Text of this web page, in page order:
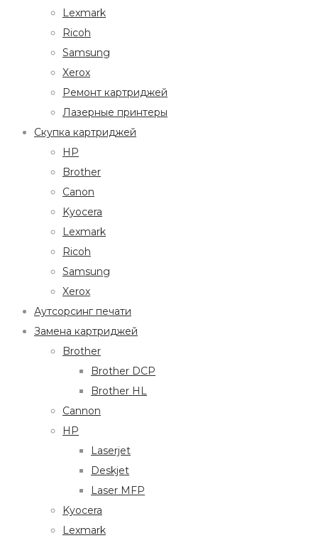
Lexmark
Ricoh
Samsung
Xerox
Ремонт картриджей
Лазерные принтеры
Скупка картриджей
HP
Brother
Canon
Kyocera
Lexmark
Ricoh
Samsung
Xerox
Аутсорсинг печати
Замена картриджей
Brother
Brother DCP
Brother HL
Cannon
HP
Laserjet
Deskjet
Laser MFP
Kyocera
Lexmark